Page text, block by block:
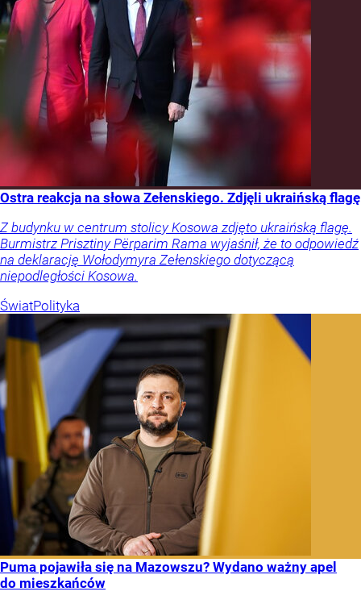
Ostra reakcja na słowa Zełenskiego. Zdjęli ukraińską flagę
Z budynku w centrum stolicy Kosowa zdjęto ukraińską flagę.
Burmistrz Prisztiny Përparim Rama wyjaśnił, że to odpowiedź
na deklarację Wołodymyra Zełenskiego dotyczącą
niepodległości Kosowa.
ŚwiatPolityka
Puma pojawiła się na Mazowszu? Wydano ważny apel
do mieszkańców